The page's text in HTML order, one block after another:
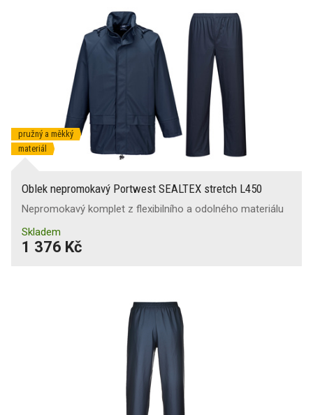
pružný a měkký
materiál
Oblek nepromokavý Portwest SEALTEX stretch L450
Nepromokavý komplet z flexibilního a odolného materiálu
Skladem
1 376 Kč